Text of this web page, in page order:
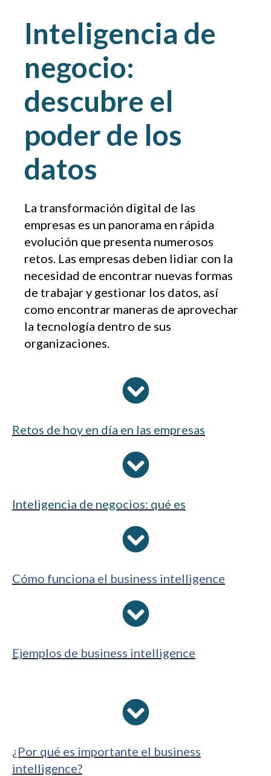
Inteligencia de
negocio:
descubre el
poder de los
datos
La transformación digital de las
empresas es un panorama en rápida
evolución que presenta numerosos
retos. Las empresas deben lidiar con la
necesidad de encontrar nuevas formas
de trabajar y gestionar los datos, así
como encontrar maneras de aprovechar
la tecnología dentro de sus
organizaciones.
Retos de hoy en día en las empresas
Inteligencia de negocios: qué es
Cómo funciona el business intelligence
Ejemplos de business intelligence
¿Por qué es importante el business
intelligence?